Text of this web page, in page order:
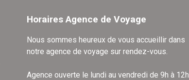
Horaires Agence de Voyage
Nous sommes heureux de vous accueillir dans
notre agence de voyage sur rendez-vous.
Agence ouverte le lundi au vendredi de 9h à 12h